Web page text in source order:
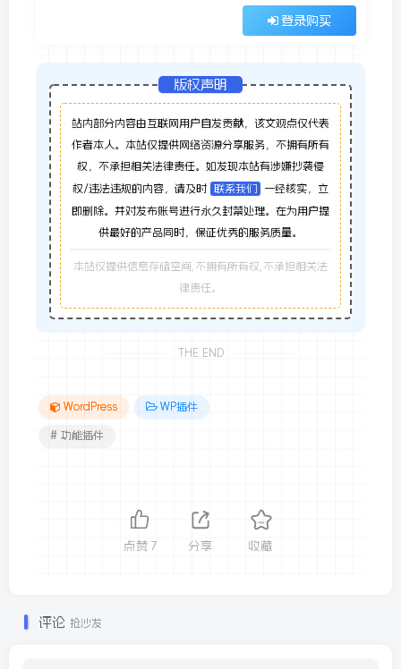
登录购买
版权声明
站内部分内容由互联网用户自发贡献，该文观点仅代表
作者本人。本站仅提供网络资源分享服务，不拥有所有
权，不承担相关法律责任。如发现本站有涉嫌抄袭侵
权/违法违规的内容，请及时 联系我们 一经核实，立
即删除。并对发布账号进行永久封禁处理。在为用户提
供最好的产品同时，保证优秀的服务质量。
本站仅提供信息存储空间,不拥有所有权,不承担相关法
律责任。
THE END
WordPress WP插件
# 功能插件
点赞 7 分享 收藏
评论 抢沙发